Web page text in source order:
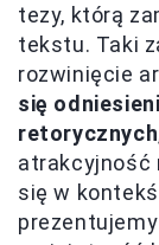
tezy, którą
tekstu. Taki
rozwinięcie
się
retorycznych
atrakcyjność
się w